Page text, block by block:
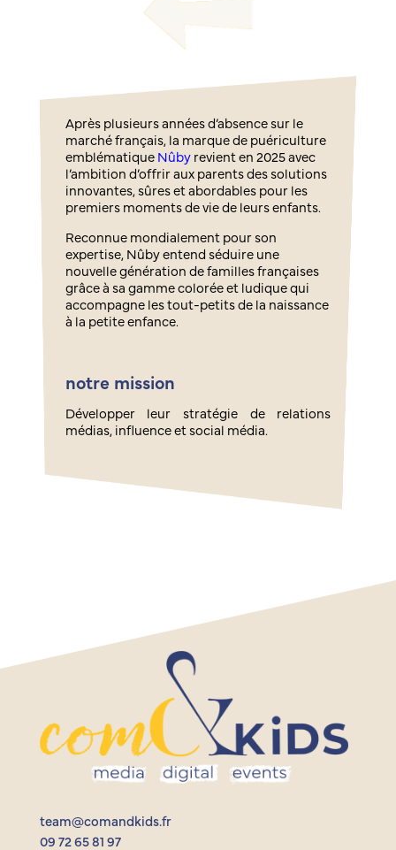
Après plusieurs années d’absence sur le
marché français, la marque de puériculture
emblématique Nûby revient en 2025 avec
l’ambition d’offrir aux parents des solutions
innovantes, sûres et abordables pour les
premiers moments de vie de leurs enfants.
Reconnue mondialement pour son
expertise, Nûby entend séduire une
nouvelle génération de familles françaises
grâce à sa gamme colorée et ludique qui
accompagne les tout-petits de la naissance
à la petite enfance.
notre mission
Développer leur stratégie de relations
médias, influence et social média.
team@comandkids.fr
09 72 65 81 97